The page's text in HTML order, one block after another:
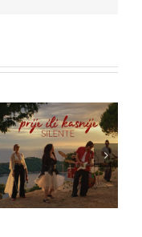
Silente objavio novi
singl “Prije ili kasnije”